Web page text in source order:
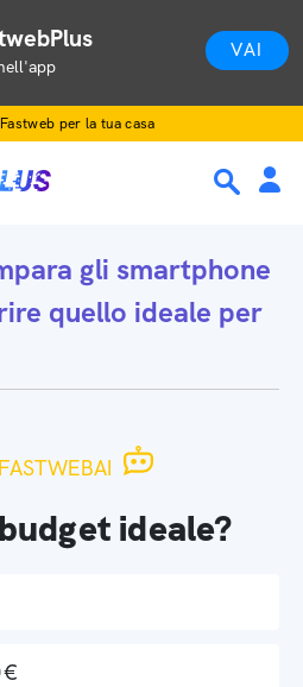
VAI
per la tua casa
gli smartphone
quello ideale per
FASTWEBAI
ideale?